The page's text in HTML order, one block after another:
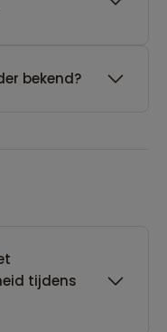
bekend?
tijdens